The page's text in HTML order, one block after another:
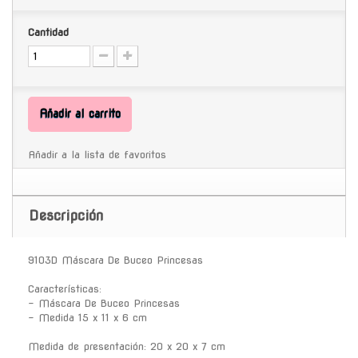
Cantidad
Añadir al carrito
Añadir a la lista de favoritos
Descripción
9103D Máscara De Buceo Princesas
Características:
- Máscara De Buceo Princesas
- Medida 15 x 11 x 6 cm
Medida de presentación: 20 x 20 x 7 cm